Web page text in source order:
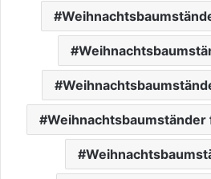
Weihnachtsbaumständer